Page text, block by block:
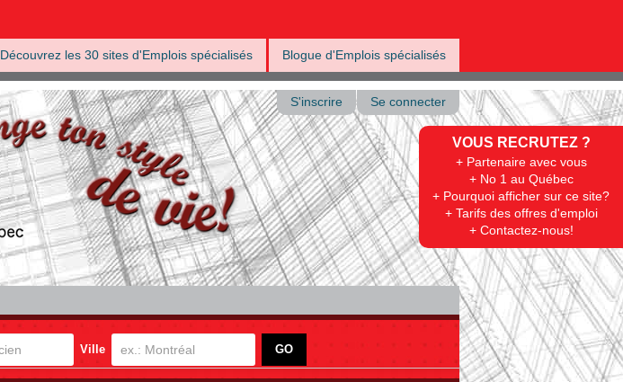
Découvrez les 30 sites d'Emplois spécialisés Blogue d'Emplois spécialisés
VOUS RECRUTEZ ?
+ Partenaire avec vous
+ No 1 au Québec
+ Pourquoi afficher sur ce site?
+ Tarifs des offres d'emploi
+ Contactez-nous!
S'inscrire Se connecter
Ville